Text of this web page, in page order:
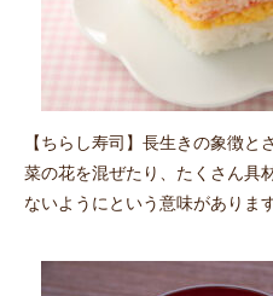
【ちらし寿司】長生きの象徴
菜の花を混ぜたり、たくさん具
ないようにという意味があります